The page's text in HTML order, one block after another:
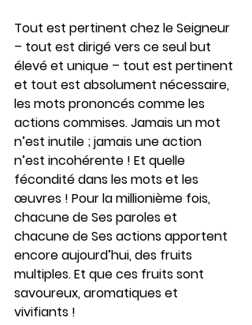
Tout est pertinent chez le Seigneur
– tout est dirigé vers ce seul but
élevé et unique – tout est pertinent
et tout est absolument nécessaire,
les mots prononcés comme les
actions commises. Jamais un mot
n’est inutile ; jamais une action
n’est incohérente ! Et quelle
fécondité dans les mots et les
œuvres ! Pour la millionième fois,
chacune de Ses paroles et
chacune de Ses actions apportent
encore aujourd’hui, des fruits
multiples. Et que ces fruits sont
savoureux, aromatiques et
vivifiants !